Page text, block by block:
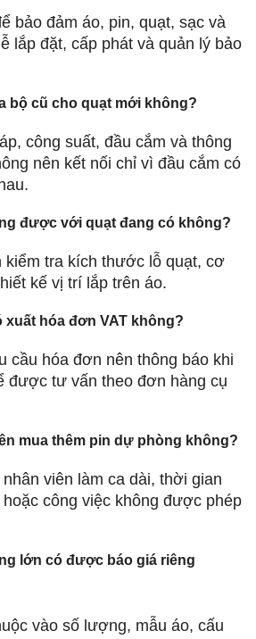
bảo đảm áo, pin, quạt, sạc và
lắp đặt, cấp phát và quản lý bảo
bộ cũ cho quạt mới không?
công suất, đầu cắm và thông
nên kết nối chỉ vì đầu cắm có
được với quạt đang có không?
kiểm tra kích thước lỗ quạt, cơ
kế vị trí lắp trên áo.
xuất hóa đơn VAT không?
cầu hóa đơn nên thông báo khi
được tư vấn theo đơn hàng cụ
mua thêm pin dự phòng không?
viên làm ca dài, thời gian
công việc không được phép
lớn có được báo giá riêng
vào số lượng, mẫu áo, cấu